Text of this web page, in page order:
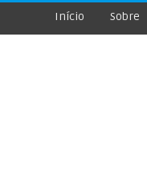
Início Sobre